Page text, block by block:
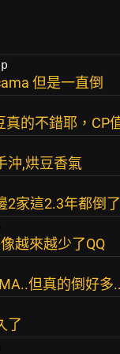
但是一直倒
真的不錯耶，CP
沖,烘豆香氣
2家這2.3年都倒
越來越少了QQ
但真的倒好多
了